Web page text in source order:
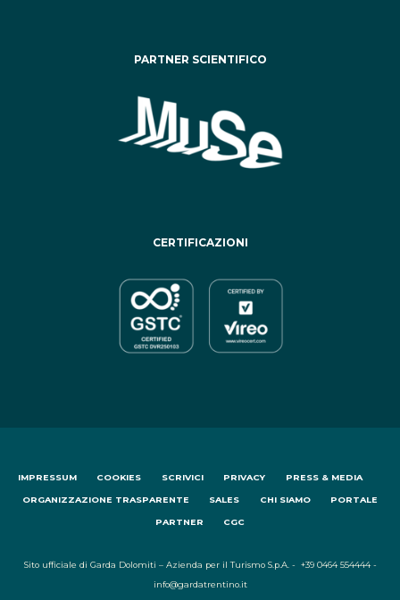
PARTNER SCIENTIFICO
CERTIFICAZIONI
IMPRESSUM COOKIES SCRIVICI PRIVACY PRESS & MEDIA
ORGANIZZAZIONE TRASPARENTE SALES CHI SIAMO PORTALE
PARTNER CGC
Sito ufficiale di Garda Dolomiti – Azienda per il Turismo S.p.A. - +39 0464 554444 -
info@gardatrentino.it